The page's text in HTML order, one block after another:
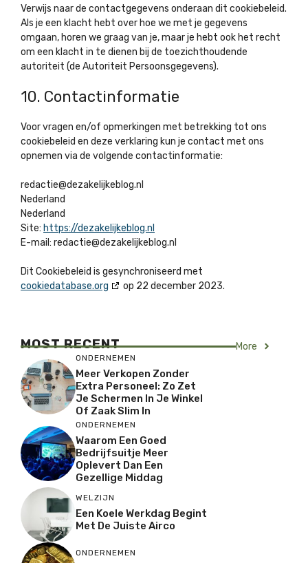
Verwijs naar de contactgegevens onderaan dit cookiebeleid.
Als je een klacht hebt over hoe we met je gegevens
omgaan, horen we graag van je, maar je hebt ook het recht
om een klacht in te dienen bij de toezichthoudende
autoriteit (de Autoriteit Persoonsgegevens).
10. Contactinformatie
Voor vragen en/of opmerkingen met betrekking tot ons
cookiebeleid en deze verklaring kun je contact met ons
opnemen via de volgende contactinformatie:
redactie@dezakelijkeblog.nl
Nederland
Nederland
Site: https://dezakelijkeblog.nl
E-mail: redactie@dezakelijkeblog.nl
Dit Cookiebeleid is gesynchroniseerd met
cookiedatabase.org
op 22 december 2023.
MOST RECENT More
ONDERNEMEN
Meer Verkopen Zonder
Extra Personeel: Zo Zet
Je Schermen In Je Winkel
Of Zaak Slim In
ONDERNEMEN
Waarom Een Goed
Bedrijfsuitje Meer
Oplevert Dan Een
Gezellige Middag
WELZIJN
Een Koele Werkdag Begint
Met De Juiste Airco
ONDERNEMEN